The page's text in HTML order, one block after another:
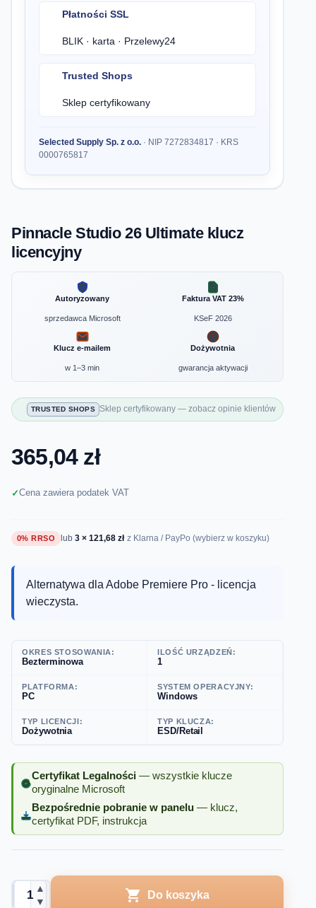
Płatności SSL
BLIK · karta · Przelewy24
Trusted Shops
Sklep certyfikowany
Selected Supply Sp. z o.o. · NIP 7272834817 · KRS
0000765817
Pinnacle Studio 26 Ultimate klucz
licencyjny
365,04 zł
Cena zawiera podatek VAT
0% RRSO lub3 × 121,68 zł z Klarna / PayPo (wybierz w koszyku)
Autoryzowany
sprzedawca Microsoft
Faktura VAT 23%
KSeF 2026
Klucz e-mailem
w 1–3 min
Dożywotnia
gwarancja aktywacji
TRUSTED SHOPS Sklep certyfikowany — zobacz opinie klientów
Certyfikat Legalności — wszystkie klucze
oryginalne Microsoft
Bezpośrednie pobranie w panelu — klucz,
certyfikat PDF, instrukcja
OKRES STOSOWANIA:
Bezterminowa
ILOŚĆ URZĄDZEŃ:
1
PLATFORMA:
PC
SYSTEM OPERACYJNY:
Windows
TYP LICENCJI:
Dożywotnia
TYP KLUCZA:
ESD/Retail
▲
▼
 Do koszyka
Alternatywa dla Adobe Premiere Pro - licencja
wieczysta.